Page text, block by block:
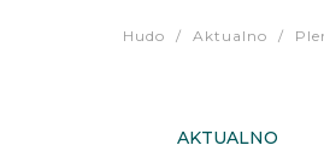
Hudo / Aktualno /
AKTUALNO